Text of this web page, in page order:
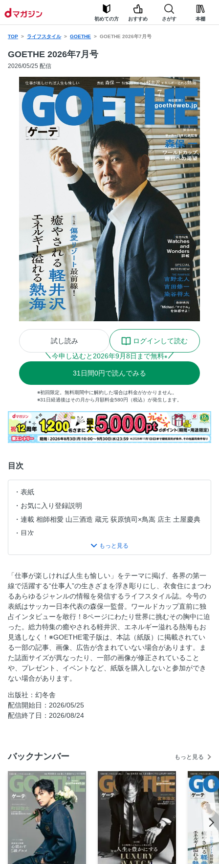
初めての方 おすすめ さがす 本棚
TOP ライフスタイル GOETHE GOETHE 2026年7月号
GOETHE 2026年7月号
2026/05/25 配信
試し読み
ログインして読む
今申し込むと 2026年9月8日まで無料※
31 日間0円で読んでみる
※初回限定。無料期間中に解約した場合は料金がかかりません。
※31日経過後はその月から月額料金580円（税込）が発生します。
目次
表紙
お気に入り登録説明
連載 相師相愛 山三酒造 蔵元 荻原慎司×鳥嵩 店主 土屋慶典
目次
連載 The character of G スタイリング 野口 強「Summer
Wardrobe」
連載 GOETHE GROUNDBREAKING
ウォッチズ&ワンダーズが価値ある場であり続ける理由
連載 福田 淳「やってみなはれ! やってみた。」
連載 堀江貴文「金を使うならカラダに使え!」
総力特集／軽井沢&熱海特集／偏愛リゾート最前線!癒やされ
る軽井沢エネルギー溢れる熱海
総力特集／軽井沢&熱海特集／軽井沢T-SITE
総力特集／軽井沢&熱海特集／風土を嗜む贅沢。長野のクラ
フトワイン
イフスタイル
総力特集／軽井沢&熱海特集／名シェフが紡ぐ麗しき森のレ
ストラン
総力特集／軽井沢&熱海特集／ACAO FOREST
総力特集／軽井沢&熱海特集／進化するシェア別荘新しい最
適解
総力特集／軽井沢&熱海特集／風土を嗜む贅沢。熱海のクラ
フトジン
総力特集／軽井沢&熱海特集／目指すは熱海の温泉つきオー
ベルジュ
総力特集／軽井沢&熱海特集／COLUMN 熱海の老舗。古今
繁盛物語
「仕事が楽しければ人生も愉しい」をテーマに掲げ、各界の第一
線で活躍する“仕事人”の生きざまを浮き彫りにし、衣食住にまつわ
るあらゆるジャンルの情報を発信するライフスタイル誌。今号の
表紙はサッカー日本代表の森保一監督。ワールドカップ直前に独
占インタビューを敢行！8ページにわたり世界に挑むその胸中に迫
った。総力特集の癒やされる軽井沢、エネルギー溢れる熱海もお
見逃しなく！※GOETHE電子版は、本誌（紙版）に掲載されてい
る一部の記事、画像、広告が含まれていない場合があります。ま
た誌面サイズが異なったり、一部の画像が修正されていること
や、プレゼント、イベントなど、紙版を購入しないと参加ができ
ない場合があります。
出版社：幻冬舎
配信開始日：2026/05/25
配信終了日：2026/08/24
バックナンバー もっと見る